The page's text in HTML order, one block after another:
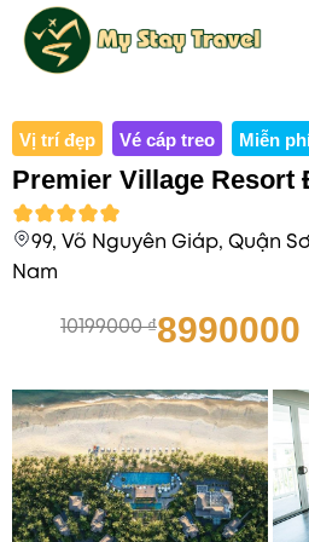
Skip
content
Vị trí đẹp Vé cáp treo Miễn
Premier Village Resort
99, Võ Nguyên Giáp, Quận
Nam
10199000₫8990000